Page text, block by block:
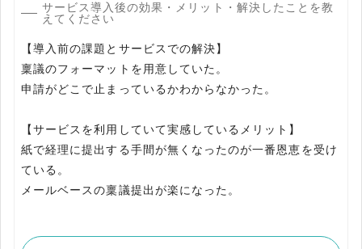
サービス導入後の効果・メリット・解決したことを教
えてください
【導入前の課題とサービスでの解決】
稟議のフォーマットを用意していた。
申請がどこで止まっているかわからなかった。
【サービスを利用していて実感しているメリット】
紙で経理に提出する手間が無くなったのが一番恩恵を受け
ている。
メールベースの稟議提出が楽になった。